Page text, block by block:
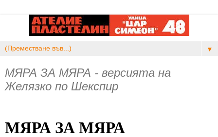
▼
МЯРА ЗА МЯРА - версията на
Желязко по Шекспир
МЯРА ЗА МЯРА